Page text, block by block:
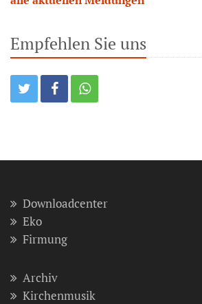
Empfehlen Sie uns
Downloadcenter
Eko
Firmung
Archiv
Kirchenmusik